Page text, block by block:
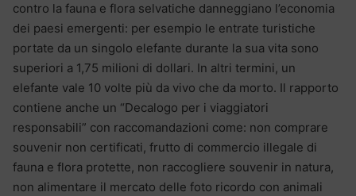
contro la fauna e flora selvatiche danneggiano l’economia
dei paesi emergenti: per esempio le entrate turistiche
portate da un singolo elefante durante la sua vita sono
superiori a 1,75 milioni di dollari. In altri termini, un
elefante vale 10 volte più da vivo che da morto. Il rapporto
contiene anche un “Decalogo per i viaggiatori
responsabili” con raccomandazioni come: non comprare
souvenir non certificati, frutto di commercio illegale di
fauna e flora protette, non raccogliere souvenir in natura,
non alimentare il mercato delle foto ricordo con animali